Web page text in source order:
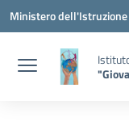
Vai ai contenuti
Vai al menu di
Vai al footer
Ministero